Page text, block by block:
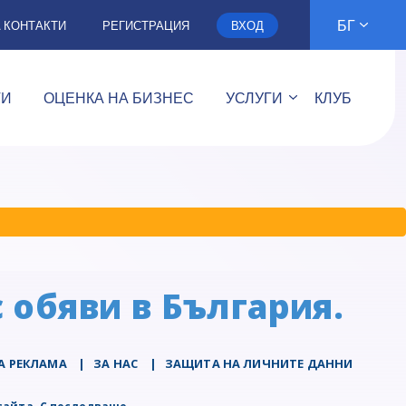
КОНТАКТИ РЕГИСТРАЦИЯ ВХОД БГ
ОЦЕНКА НА БИЗНЕС УСЛУГИ КЛУБ
в България.
РЕКЛАМА | ЗА НАС | ЗАЩИТА НА ЛИЧНИТЕ ДАННИ